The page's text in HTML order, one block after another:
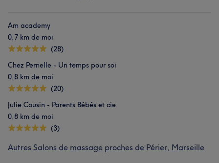
Am academy
0,7 km de moi
(28)
Chez Pernelle - Un temps pour soi
0,8 km de moi
(20)
Julie Cousin - Parents Bébés et cie
0,8 km de moi
(3)
Autres Salons de massage proches de Périer, Marseille